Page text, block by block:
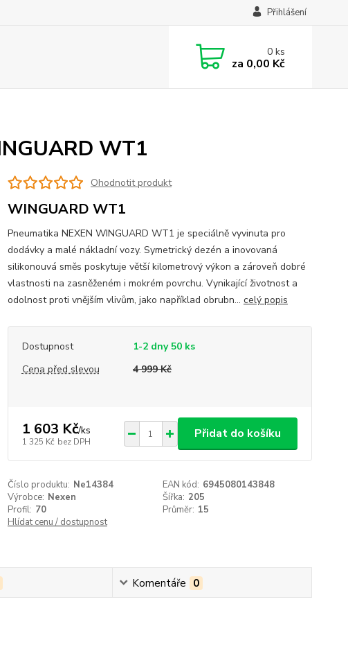
Přihlášení
0ks
za 0,00 Kč
WT1
Ohodnotit produkt
WINGUARD WT1
Pneumatika NEXEN WINGUARD WT1 je speciálně vyvinuta pro
dodávky a malé nákladní vozy. Symetrický dezén a inovovaná
silikonouvá směs poskytuje větší kilometrový výkon a zároveň dobré
vlastnosti na zasněženém i mokrém povrchu. Vynikající životnost a
odolnost proti vnějším vlivům, jako například obrubn... celý popis
Dostupnost
1-2 dny 50 ks
Cena před slevou
4 999 Kč
1 603 Kč/ks
1 325 Kč bez DPH
Přidat do košíku
Číslo produktu: Ne14384 EAN kód: 6945080143848
Výrobce: Nexen Šířka: 205
Profil: 70 Průměr: 15
Hlídat cenu / dostupnost
Komentáře 0